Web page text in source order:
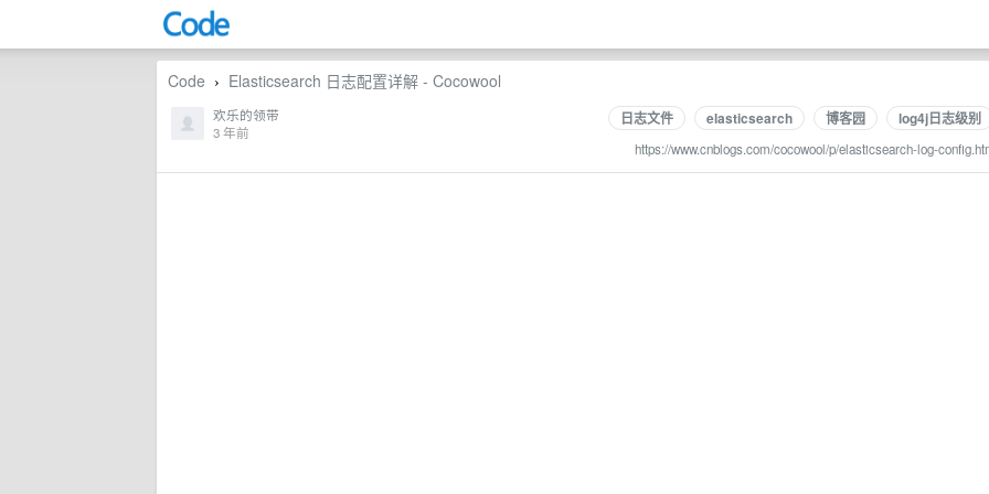
Code › Elasticsearch 日志配置详解 - Cocowool
日志文件 elasticsearch 博客园 log4j日志级别
https://www.cnblogs.com/cocowool/p/elasticsearch-log-
欢乐的领带
3 年前